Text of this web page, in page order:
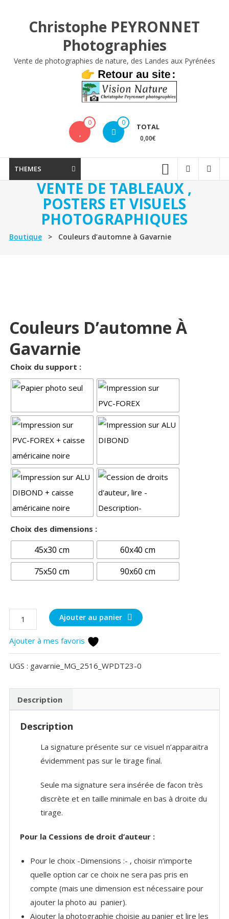
Christophe PEYRONNET
Photographies
Vente de photographies de nature, des Landes aux Pyrénées
0 0 TOTAL
0,00€
THEMES
VENTE DE TABLEAUX ,
POSTERS ET VISUELS
PHOTOGRAPHIQUES
Boutique> Couleurs d’automne à Gavarnie
Couleurs D’automne À
Gavarnie
Choix du support :
Choix des dimensions :
45x30 cm
60x40 cm
75x50 cm
90x60 cm
quantité
de
Couleurs
d'automne
à
Ajouter au panier
Ajouter à mes favoris
UGS : gavarnie_MG_2516_WPDT23-0
Description
Description
La signature présente sur ce visuel n’apparaitra
évidemment pas sur le tirage final.
Seule ma signature sera insérée de facon très
discrète et en taille minimale en bas à droite du
tirage.
Pour la Cessions de droit d’auteur :
Pour le choix -Dimensions :- , choisir n’importe
quelle option car ce choix ne sera pas pris en
compte (mais une dimension est nécessaire pour
ajouter la photo au panier).
Ajouter la photographie choisie au panier et lire les